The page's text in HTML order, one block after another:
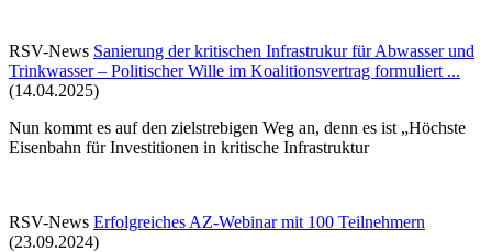
RSV-News Sanierung der kritischen Infrastrukur für Abwasser und
Trinkwasser – Politischer Wille im Koalitionsvertrag formuliert ...
(14.04.2025)
Nun kommt es auf den zielstrebigen Weg an, denn es ist „Höchste
Eisenbahn für Investitionen in kritische Infrastruktur
RSV-News Erfolgreiches AZ-Webinar mit 100 Teilnehmern
(23.09.2024)